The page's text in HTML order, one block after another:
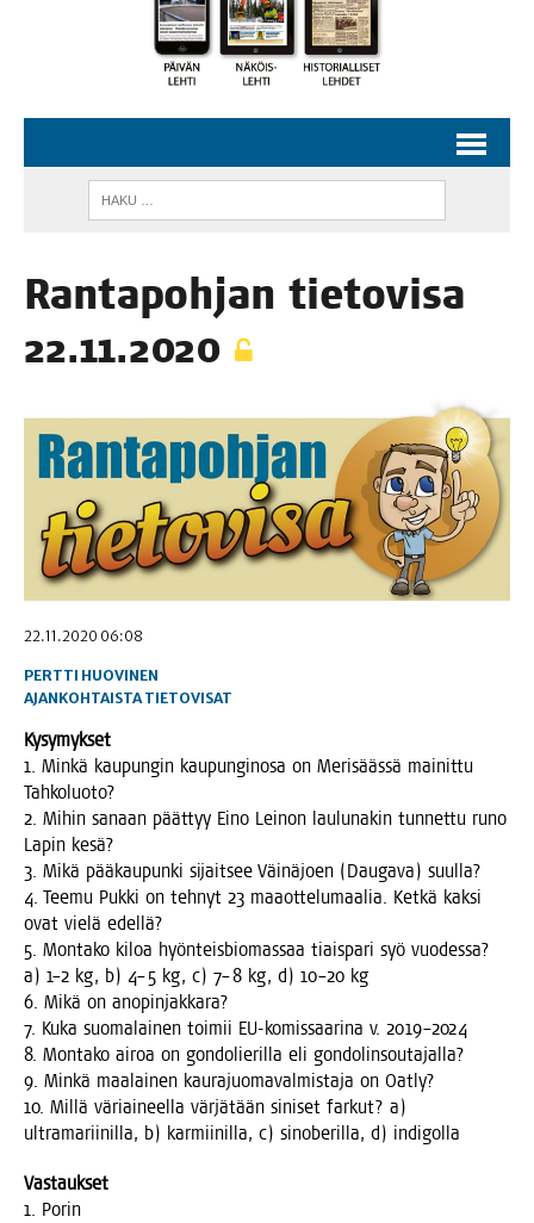
Ran­ta­poh­jan tie­to­vi­sa
22.11.2020
22.11.2020 06:08
PERTTI HUOVINEN
AJANKOHTAISTA TIETOVISAT
Kysy­myk­set
1. Min­kä kau­pun­gin kau­pun­gin­osa on Meri­sääs­sä mai­nit­tu
Tahkoluoto?
2. Mihin sanaan päät­tyy Eino Lei­non lau­lu­na­kin tun­net­tu runo
Lapin kesä?
3. Mikä pää­kau­pun­ki sijait­see Väi­nä­joen (Dau­ga­va) suulla?
4. Tee­mu Puk­ki on teh­nyt 23 maa­ot­te­lu­maa­lia. Ket­kä kak­si
ovat vie­lä edellä?
5. Mon­ta­ko kiloa hyön­teis­bio­mas­saa tiais­pa­ri syö vuo­des­sa?
a) 1–2 kg, b) 4–5 kg, c) 7–8 kg, d) 10–20 kg
6. Mikä on anopinjakkara?
7. Kuka suo­ma­lai­nen toi­mii EU-komis­saa­ri­na v. 2019–2024
8. Mon­ta­ko airoa on gon­do­lie­ril­la eli gondolinsoutajalla?
9. Min­kä maa­lai­nen kau­ra­juo­ma­val­mis­ta­ja on Oatly?
10. Mil­lä väriai­neel­la vär­jä­tään sini­set far­kut? a)
ult­ra­ma­rii­nil­la, b) kar­mii­nil­la, c) sino­be­ril­la, d) indigolla
Vas­tauk­set
1. Porin